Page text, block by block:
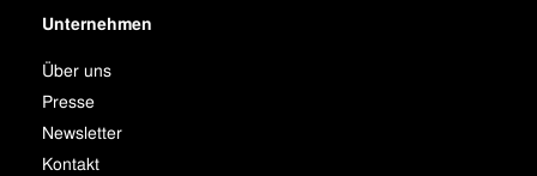
Unternehmen
Über uns
Presse
Newsletter
Kontakt